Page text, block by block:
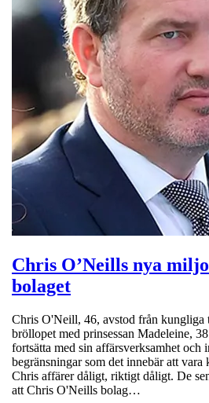
Chris O’Neills nya
bolaget
Chris O'Neill, 46, avstod från kungliga
bröllopet med prinsessan Madeleine,
fortsätta med sin affärsverksamhet och
begränsningar som det innebär att
Chris affärer dåligt, riktigt dåligt. De
att Chris O'Neills bolag…